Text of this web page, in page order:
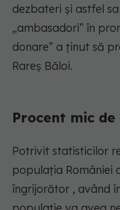
dezbateri și astfel
„ambasadori” în
donare” a ţinut să
Rareş Băloi.
Procent mic
Potrivit statisticilor
populaţia României
îngrijorător , având